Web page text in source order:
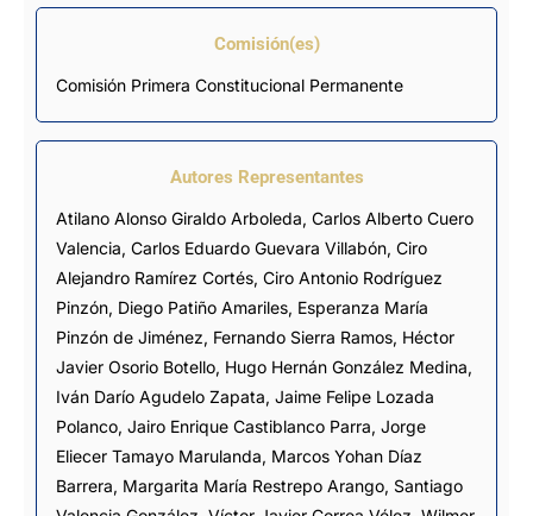
Comisión(es)
Comisión Primera Constitucional Permanente
Autores Representantes
Atilano Alonso Giraldo Arboleda, Carlos Alberto Cuero
Valencia, Carlos Eduardo Guevara Villabón, Ciro
Alejandro Ramírez Cortés, Ciro Antonio Rodríguez
Pinzón, Diego Patiño Amariles, Esperanza María
Pinzón de Jiménez, Fernando Sierra Ramos, Héctor
Javier Osorio Botello, Hugo Hernán González Medina,
Iván Darío Agudelo Zapata, Jaime Felipe Lozada
Polanco, Jairo Enrique Castiblanco Parra, Jorge
Eliecer Tamayo Marulanda, Marcos Yohan Díaz
Barrera, Margarita María Restrepo Arango, Santiago